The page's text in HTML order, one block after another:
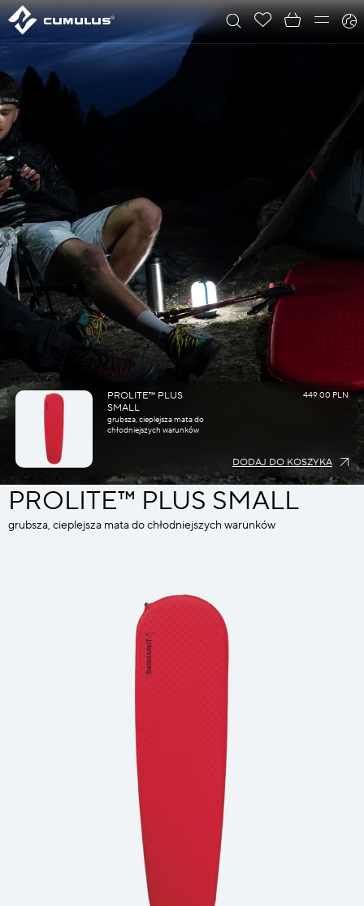
PROLITE™ PLUS
SMALL
grubsza, cieplejsza mata do
chłodniejszych warunków
449.00 PLN
DODAJ DO KOSZYKA
PROLITE™ PLUS SMALL
grubsza, cieplejsza mata do chłodniejszych warunków